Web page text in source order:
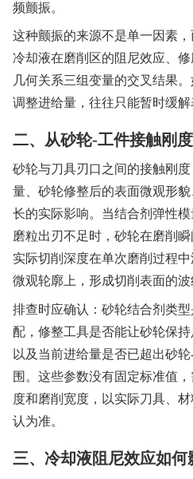
频颤振。
这种颤振的来源不是单一因素，
冷却液在磨削区的阻尼效应、
几何关系三组变量的交叉结果
调整进给量，往往只能暂时缓解
二、从砂轮-工件接触刚
砂轮与刀具刃口之间的接触刚
量、砂轮修整后的表面微观形
长的实际影响。当结合剂弹性
磨粒出刃不足时，砂轮在磨削
实际切削深度在单次磨削过程
微观轮廓上，形成切削表面的波
排查时应确认：砂轮结合剂类
配，修整工具是否能让砂轮保
以及当前进给量是否已超出砂
围。这些参数没有固定标准值
度和磨削宽度，以实际刀具、
认为准。
三、冷却液阻尼效应如何